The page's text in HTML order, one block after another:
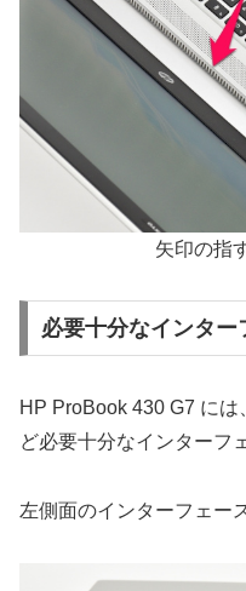
矢印の指
必要十分なインター
HP ProBook 430 G7 に
ど必要十分なインターフ
左側面のインターフェー